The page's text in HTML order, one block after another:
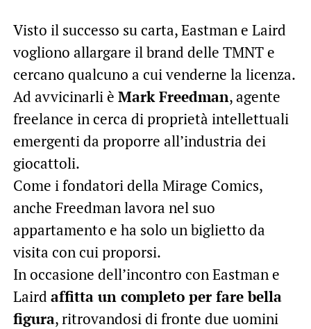
Visto il successo su carta, Eastman e Laird
vogliono allargare il brand delle TMNT e
cercano qualcuno a cui venderne la licenza.
Ad avvicinarli è Mark Freedman, agente
freelance in cerca di proprietà intellettuali
emergenti da proporre all’industria dei
giocattoli.
Come i fondatori della Mirage Comics,
anche Freedman lavora nel suo
appartamento e ha solo un biglietto da
visita con cui proporsi.
In occasione dell’incontro con Eastman e
Laird affitta un completo per fare bella
figura, ritrovandosi di fronte due uomini